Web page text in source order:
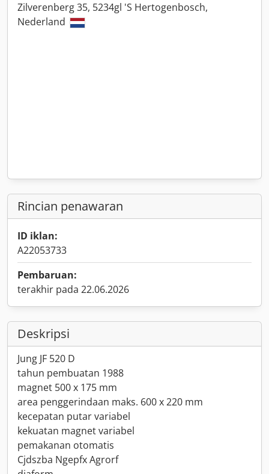
Zilverenberg 35, 5234gl 'S Hertogenbosch,
Nederland
Rincian penawaran
ID iklan:
A22053733
Pembaruan:
terakhir pada 22.06.2026
Deskripsi
Jung JF 520 D
tahun pembuatan 1988
magnet 500 x 175 mm
area penggerindaan maks. 600 x 220 mm
kecepatan putar variabel
kekuatan magnet variabel
pemakanan otomatis
Cjdszba Ngepfx Agrorf